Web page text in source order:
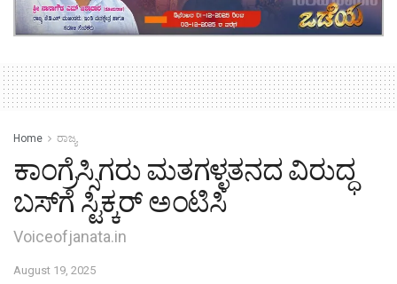
Home ರಾಜ್ಯ
ಕಾಂಗ್ರೆಸ್ಸಿಗರು ಮತಗಳ್ಳತನದ ವಿರುದ್ಧ
ಬಸ್‌ಗೆ ಸ್ಟಿಕ್ಕರ್ ಅಂಟಿಸಿ
Voiceofjanata.in
August 19, 2025